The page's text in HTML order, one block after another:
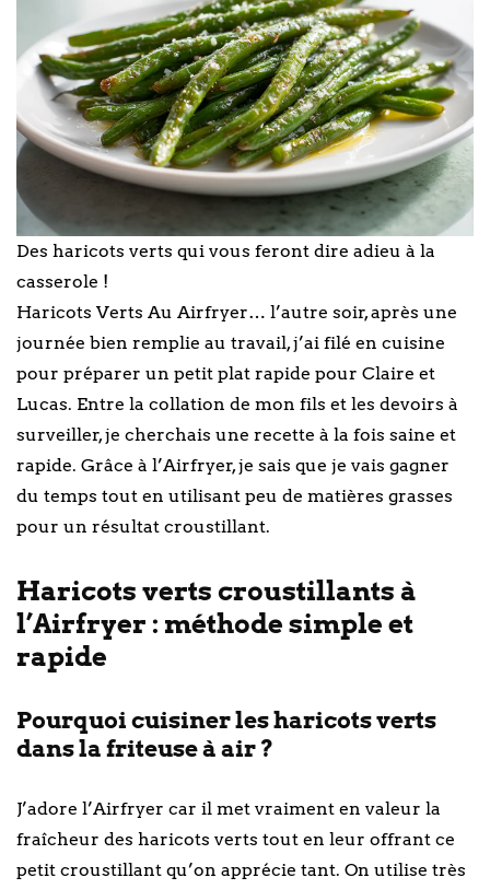
Des haricots verts qui vous feront dire adieu à la
casserole !
Haricots Verts Au Airfryer… l’autre soir, après une
journée bien remplie au travail, j’ai filé en cuisine
pour préparer un petit plat rapide pour Claire et
Lucas. Entre la collation de mon fils et les devoirs à
surveiller, je cherchais une recette à la fois saine et
rapide. Grâce à l’Airfryer, je sais que je vais gagner
du temps tout en utilisant peu de matières grasses
pour un résultat croustillant.
Haricots verts croustillants à
l’Airfryer : méthode simple et
rapide
Pourquoi cuisiner les haricots verts
dans la friteuse à air ?
J’adore l’Airfryer car il met vraiment en valeur la
fraîcheur des haricots verts tout en leur offrant ce
petit croustillant qu’on apprécie tant. On utilise très